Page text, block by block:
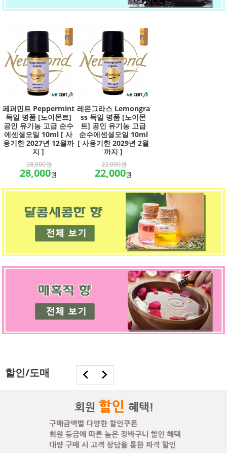
페퍼민트 Peppermint
독일 명품 [노이몬트]
공인 유기농 고급 순수
에센셜오일 10ml [ 사
용기한 2027년 12월까
지 ]
28,000원
28,000원
레몬그라스 Lemongra
ss 독일 명품 [노이몬
트] 공인 유기농 고급
순수에센셜오일 10ml
[ 사용기한 2029년 2월
까지 ]
22,000원
22,000원
할인/도매